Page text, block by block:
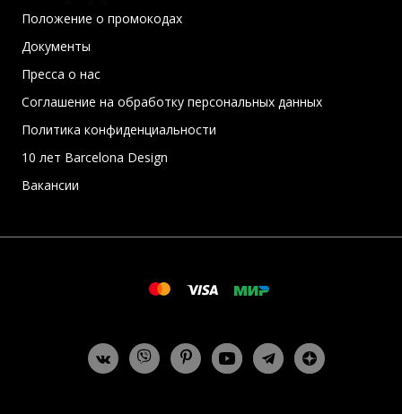
Положение о промокодах
Документы
Пресса о нас
Соглашение на обработку персональных данных
Политика конфиденциальности
10 лет Barcelona Design
Вакансии